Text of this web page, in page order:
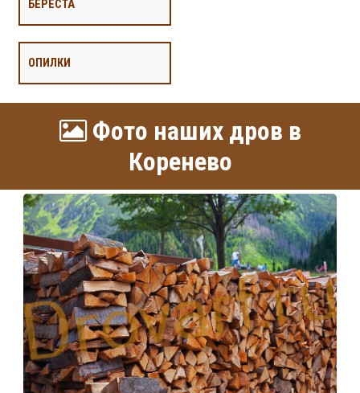
БЕРЕСТА
ОПИЛКИ
Фото наших дров в
Коренево